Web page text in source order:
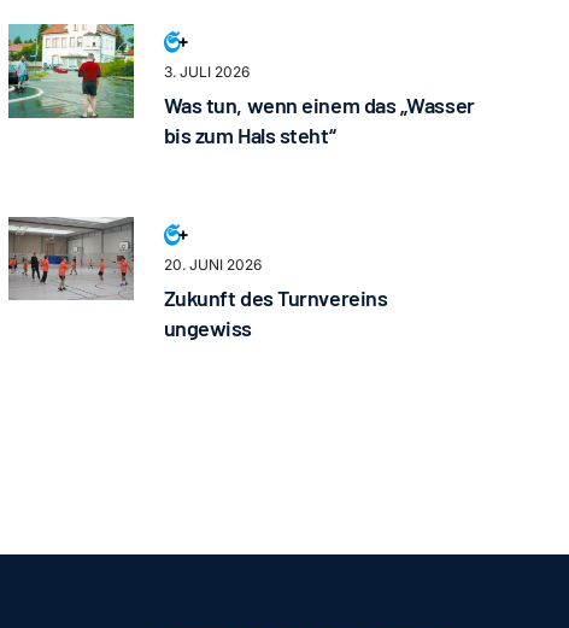
3. JULI 2026
Was tun, wenn einem das „Wasser
bis zum Hals steht“
20. JUNI 2026
Zukunft des Turnvereins
ungewiss